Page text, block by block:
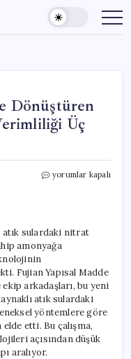
Dönüştüren
Üç
Çin,
Yenilikçi
Teknolojide
Üç
Kat
Artırdı
için
yorumlar kapalı
atık sulardaki nitrat
amonyağa
Fujian Yapısal Madde
arkadaşları, bu yeni
atık sulardaki
yöntemlere göre
etti. Bu çalışma,
açısından düşük
aralıyor.